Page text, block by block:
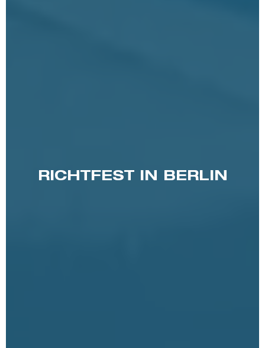
RICHTFEST IN BERLIN